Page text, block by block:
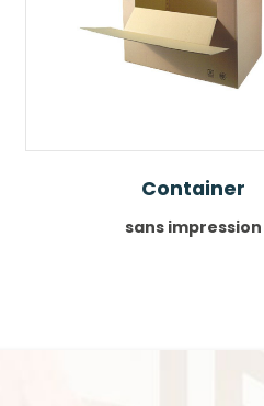
Container
sans impression